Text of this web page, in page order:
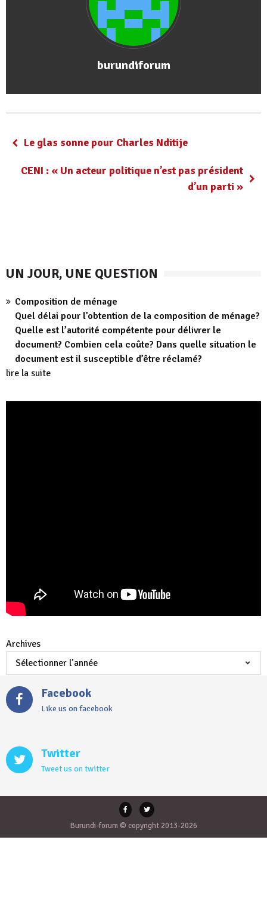
burundiforum
Le glas sonne pour Charles Nditije
CENI : « Un acteur politique n’est pas président
d’un parti »
UN JOUR, UNE QUESTION
Composition de ménage
Quel délai pour l’obtention de la composition de ménage?
Quelle est l’autorité compétente pour délivrer le
document? Combien cela coûte? Dans quelle situation le
document est il susceptible d’être réclamé?
lire la suite
Archives
Facebook
Like us on facebook
Twitter
Tweet us on twitter
Burundi-forum © copyright 2013-2026